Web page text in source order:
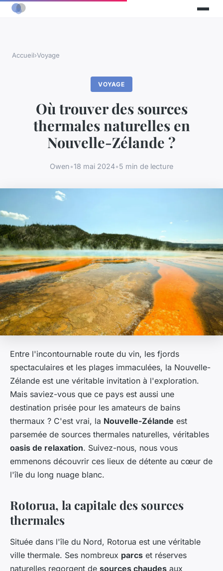
Accueil›Voyage
VOYAGE
Où trouver des sources
thermales naturelles en
Nouvelle-Zélande ?
Owen•18 mai 2024•5 min de lecture
Entre l'incontournable route du vin, les fjords
spectaculaires et les plages immaculées, la Nouvelle-
Zélande est une véritable invitation à l'exploration.
Mais saviez-vous que ce pays est aussi une
destination prisée pour les amateurs de bains
thermaux ? C'est vrai, la Nouvelle-Zélande est
parsemée de sources thermales naturelles, véritables
oasis de relaxation. Suivez-nous, nous vous
emmenons découvrir ces lieux de détente au cœur de
l'île du long nuage blanc.
Rotorua, la capitale des sources
thermales
Située dans l'île du Nord, Rotorua est une véritable
ville thermale. Ses nombreux parcs et réserves
naturelles regorgent de sources chaudes aux